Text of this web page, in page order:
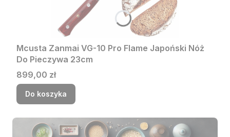
Mcusta Zanmai VG-10 Pro Flame Japoński Nóż
Do Pieczywa 23cm
Cena
899,00 zł
Do koszyka